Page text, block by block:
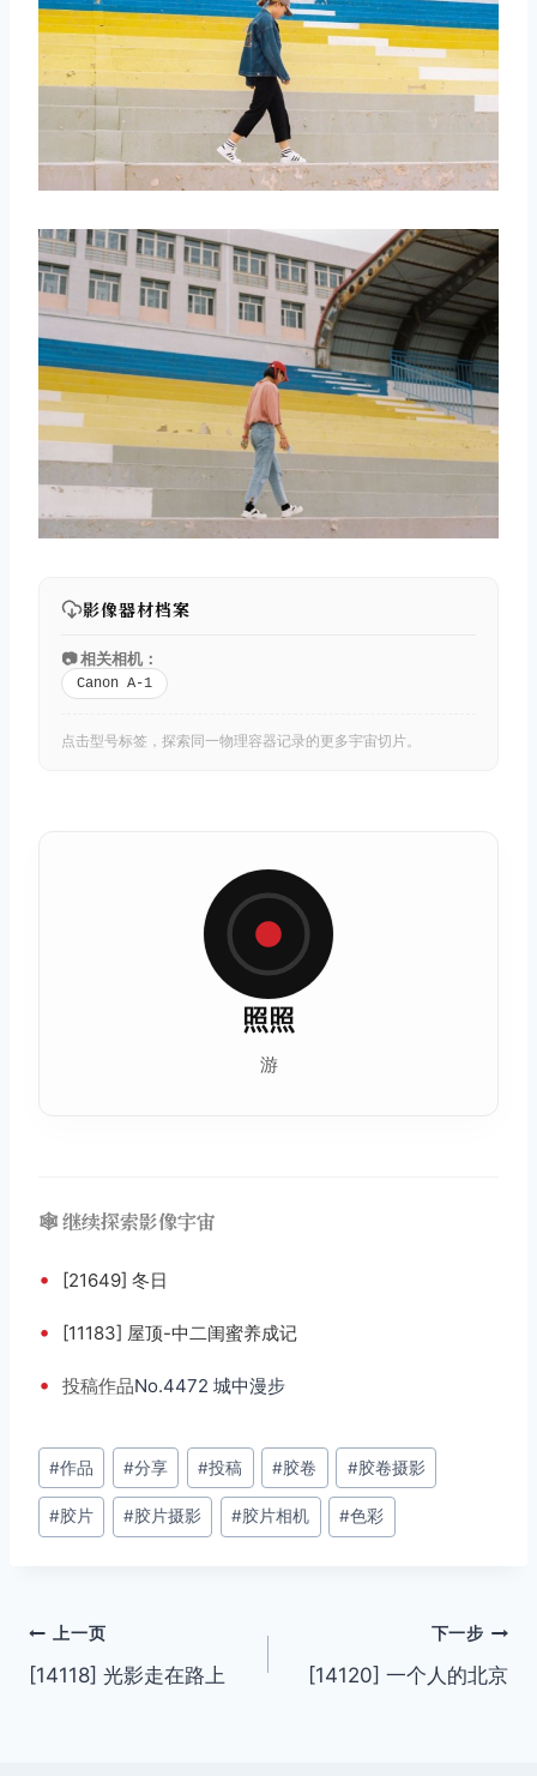
影像器材档案
📷 相关相机：
Canon A-1
点击型号标签，探索同一物理容器记录的更多宇宙切片。
照照
游
🕸️ 继续探索影像宇宙
• [21649] 冬日
• [11183] 屋顶-中二闺蜜养成记
• 投稿作品No.4472 城中漫步
文
章
标
#作品 #分享 #投稿 #胶卷 #胶卷摄影
#胶片 #胶片摄影 #胶片相机 #色彩
文
章
上一页
[14118] 光影走在路上
下一步
[14120] 一个人的北京
取消 搜索